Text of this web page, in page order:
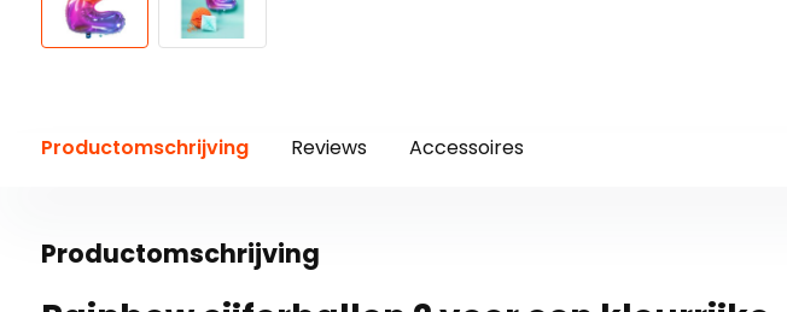
Productomschrijving Reviews Accessoires
Productomschrijving